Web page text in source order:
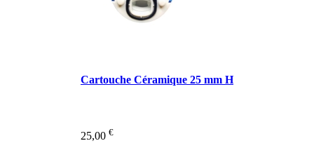
Cartouche Céramique 25 mm H
25,00 €